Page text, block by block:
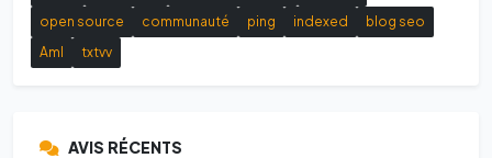
open source
communauté ping indexed
blog seo
AmI
txtvv
AVIS RÉCENTS